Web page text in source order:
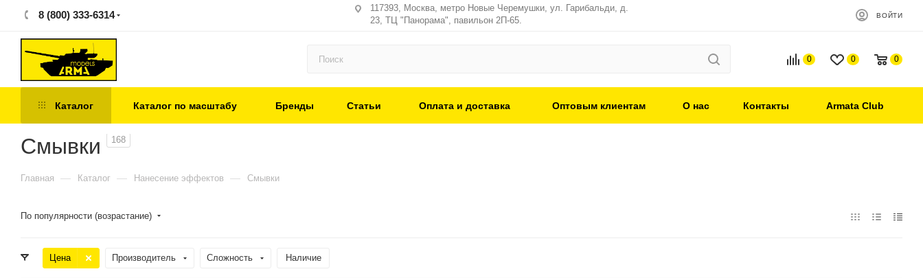
8 (800) 333-6314
117393, Москва, метро Новые Черемушки, ул. Гарибальди, д.
23, ТЦ "Панорама", павильон 2П-65.
ВОЙТИ
0 0 0
Каталог Каталог по масштабу Бренды Статьи Оплата и доставка Оптовым клиентам О нас Контакты Armata Club
Смывки 168
Главная — Каталог — Нанесение эффектов — Смывки
По популярности (возрастание)
Цена Производитель Сложность Наличие